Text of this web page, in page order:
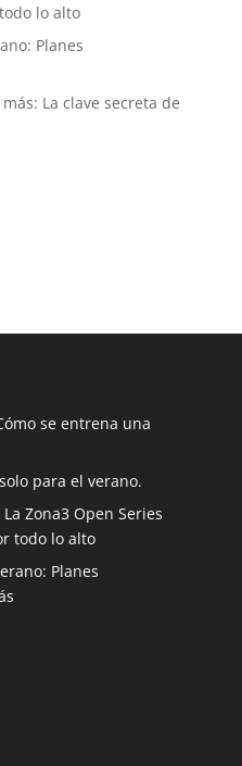
lo alto
Planes
La clave secreta de
se entrena una
para el verano.
Zona3 Open Series
todo lo alto
Planes